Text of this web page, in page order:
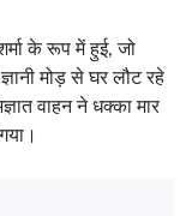
के रूप में हुई, जो
मोड़ से घर लौट रहे
वाहन ने धक्का मार